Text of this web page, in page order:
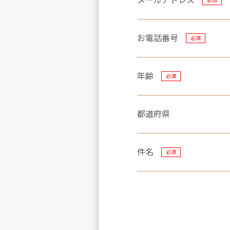
お電話番号 必須
年齢 必須
都道府県
件名 必須